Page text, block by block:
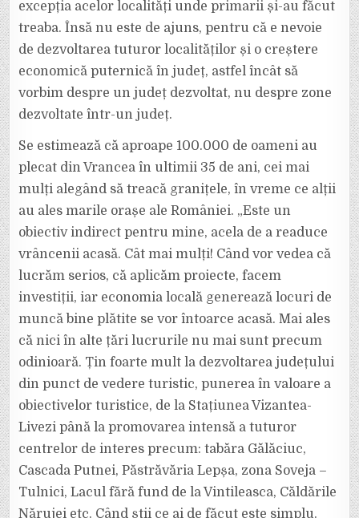
excepția acelor localități unde primarii și-au făcut
treaba. Însă nu este de ajuns, pentru că e nevoie
de dezvoltarea tuturor localităților și o creștere
economică puternică în județ, astfel încât să
vorbim despre un județ dezvoltat, nu despre zone
dezvoltate într-un județ.
Se estimează că aproape 100.000 de oameni au
plecat din Vrancea în ultimii 35 de ani, cei mai
mulți alegând să treacă granițele, în vreme ce alții
au ales marile orașe ale României. „Este un
obiectiv indirect pentru mine, acela de a readuce
vrâncenii acasă. Cât mai mulți! Când vor vedea că
lucrăm serios, că aplicăm proiecte, facem
investiții, iar economia locală generează locuri de
muncă bine plătite se vor întoarce acasă. Mai ales
că nici în alte țări lucrurile nu mai sunt precum
odinioară. Țin foarte mult la dezvoltarea județului
din punct de vedere turistic, punerea în valoare a
obiectivelor turistice, de la Stațiunea Vizantea-
Livezi până la promovarea intensă a tuturor
centrelor de interes precum: tabăra Gălăciuc,
Cascada Putnei, Păstrăvăria Lepșa, zona Soveja –
Tulnici, Lacul fără fund de la Vintileasca, Căldările
Nărujei etc. Când știi ce ai de făcut este simplu.